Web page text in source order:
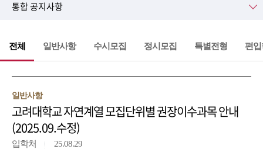
통합 공지사항
전체 일반사항 수시모집 정시모집 특별전형 편입
일반사항
고려대학교 자연계열 모집단위별 권장이수과목 안내
(2025.09.수정)
입학처 25.08.29